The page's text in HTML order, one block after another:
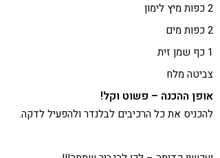
2 כפות מיץ לימון
2 כפות מים
1 כף שמן זית
צביטה מלח
אופן ההכנה – פשוט וקל!
להכניס את כל הרכיבים לבלנדר ולהפעיל לדקה.